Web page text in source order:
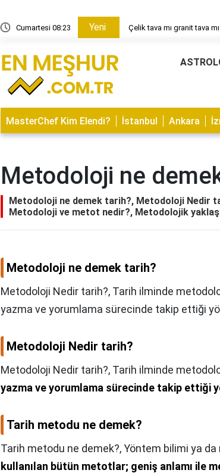
Cumartesi 08:23 Yeni Çelik tava mı granit tava
MasterChef Kim Elendi? İstanbul Ankara
Metodoloji ne
Metodoloji ne demek tarih?, Metodoloji Nedir
Metodoloji ve metot nedir?, Metodolojik
Metodoloji ne demek tarih?
Metodoloji Nedir tarih?, Tarih ilminde
yazma ve yorumlama sürecinde takip ettiği
Metodoloji Nedir tarih?
Metodoloji Nedir tarih?, Tarih ilminde
yazma ve yorumlama sürecinde takip ettiği
Tarih metodu ne demek?
Tarih metodu ne demek?,Yöntem bilimi ya da
kullanılan bütün metotlar; geniş anlamı ile